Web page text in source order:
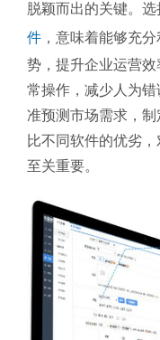
脱颖而出的关键。
件 ，意味着能够充
势，提升企业运营
常操作，减少人为
准预测市场需求，
比不同软件的优劣
至关重要。